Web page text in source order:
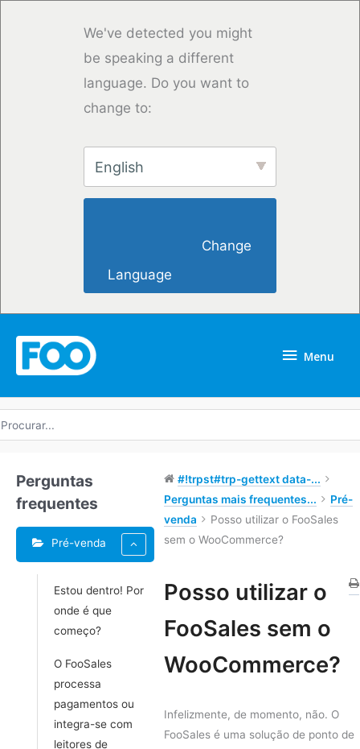
We've detected you might
be speaking a different
language. Do you want to
change to:
English
Language
Menu
Perguntas
frequentes
Pré-venda
Estou dentro! Por
onde é que
começo?
O FooSales
processa
pagamentos ou
integra-se com
leitores de
#!trpst#trp-gettext data-...
Perguntas mais frequentes...
Pré-
venda
Posso utilizar o FooSales
sem o WooCommerce?
Posso utilizar o
FooSales sem o
WooCommerce?
Infelizmente, de momento, não. O
FooSales é uma solução de ponto de
do
Doc